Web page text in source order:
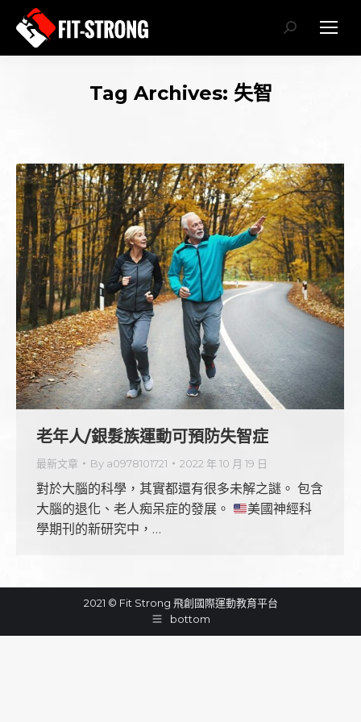
Search:
Tag Archives: 失智
老年人/銀髮族運動可預防失智症
最新文章 By a0978101721 2022 年 10 月 19 日
對於大腦的科學，其實都還有很多未解之謎。 包含
大腦的退化、老人痴呆症的發展。
美國神經科
學期刊的新研究中，…
2021 © Fit Strong 飛創國際運動教育平台
bottom